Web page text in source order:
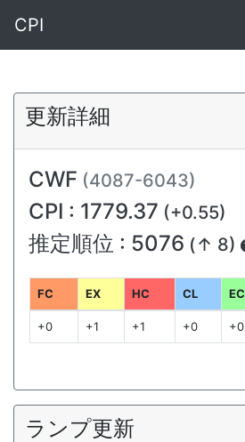
CPI
更新詳細
CWF (4087-6043)
CPI : 1779.37 (+0.55)
推定順位 : 5076 (↑ 8)
FC EX HC CL EC
+0 +1 +1 +0 +0
ランプ更新